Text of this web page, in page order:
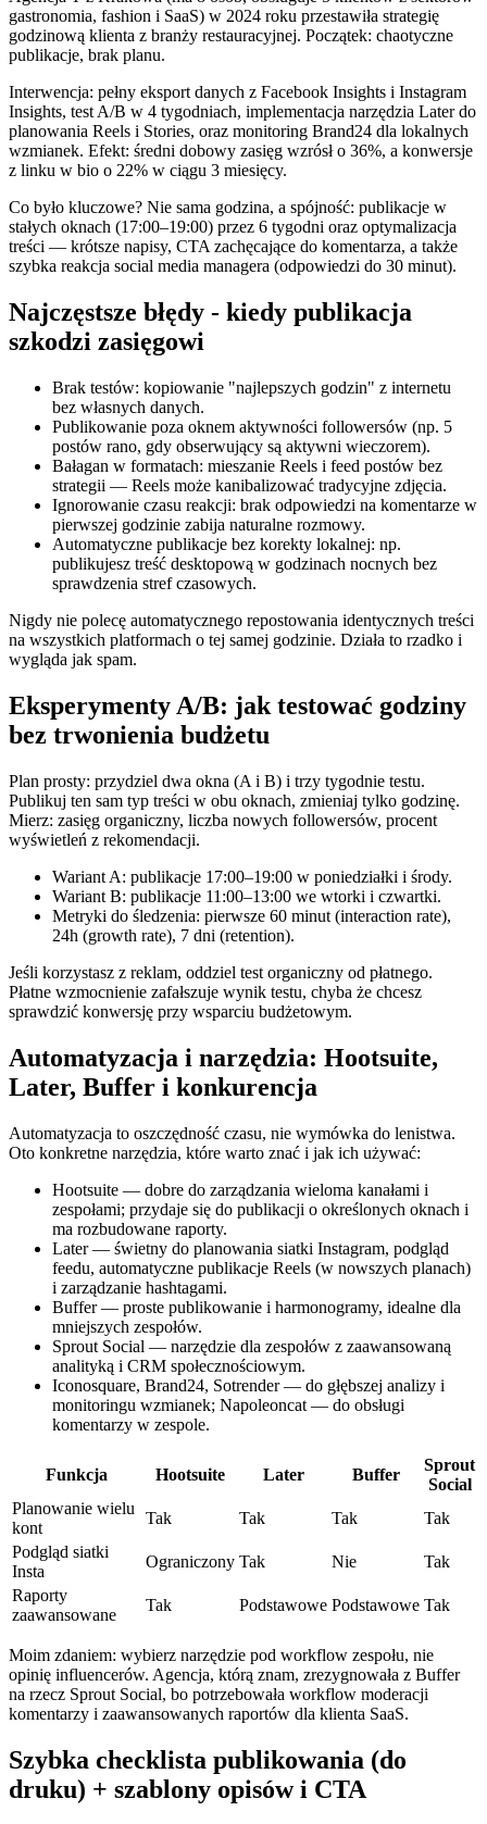
gastronomia, fashion i SaaS) w 2024 roku przestawiła strategię
godzinową klienta z branży restauracyjnej. Początek: chaotyczne
publikacje, brak planu.
Interwencja: pełny eksport danych z Facebook Insights i Instagram
Insights, test A/B w 4 tygodniach, implementacja narzędzia Later do
planowania Reels i Stories, oraz monitoring Brand24 dla lokalnych
wzmianek. Efekt: średni dobowy zasięg wzrósł o 36%, a konwersje
z linku w bio o 22% w ciągu 3 miesięcy.
Co było kluczowe? Nie sama godzina, a spójność: publikacje w
stałych oknach (17:00–19:00) przez 6 tygodni oraz optymalizacja
treści — krótsze napisy, CTA zachęcające do komentarza, a także
szybka reakcja social media managera (odpowiedzi do 30 minut).
Najczęstsze błędy - kiedy publikacja
szkodzi zasięgowi
Brak testów: kopiowanie "najlepszych godzin" z internetu
bez własnych danych.
Publikowanie poza oknem aktywności followersów (np. 5
postów rano, gdy obserwujący są aktywni wieczorem).
Bałagan w formatach: mieszanie Reels i feed postów bez
strategii — Reels może kanibalizować tradycyjne zdjęcia.
Ignorowanie czasu reakcji: brak odpowiedzi na komentarze w
pierwszej godzinie zabija naturalne rozmowy.
Automatyczne publikacje bez korekty lokalnej: np.
publikujesz treść desktopową w godzinach nocnych bez
sprawdzenia stref czasowych.
Nigdy nie polecę automatycznego repostowania identycznych treści
na wszystkich platformach o tej samej godzinie. Działa to rzadko i
wygląda jak spam.
Eksperymenty A/B: jak testować godziny
bez trwonienia budżetu
Plan prosty: przydziel dwa okna (A i B) i trzy tygodnie testu.
Publikuj ten sam typ treści w obu oknach, zmieniaj tylko godzinę.
Mierz: zasięg organiczny, liczba nowych followersów, procent
wyświetleń z rekomendacji.
Wariant A: publikacje 17:00–19:00 w poniedziałki i środy.
Wariant B: publikacje 11:00–13:00 we wtorki i czwartki.
Metryki do śledzenia: pierwsze 60 minut (interaction rate),
24h (growth rate), 7 dni (retention).
Jeśli korzystasz z reklam, oddziel test organiczny od płatnego.
Płatne wzmocnienie zafałszuje wynik testu, chyba że chcesz
sprawdzić konwersję przy wsparciu budżetowym.
Automatyzacja i narzędzia: Hootsuite,
Later, Buffer i konkurencja
Automatyzacja to oszczędność czasu, nie wymówka do lenistwa.
Oto konkretne narzędzia, które warto znać i jak ich używać:
Hootsuite — dobre do zarządzania wieloma kanałami i
zespołami; przydaje się do publikacji o określonych oknach i
ma rozbudowane raporty.
Later — świetny do planowania siatki Instagram, podgląd
feedu, automatyczne publikacje Reels (w nowszych planach)
i zarządzanie hashtagami.
Buffer — proste publikowanie i harmonogramy, idealne dla
mniejszych zespołów.
Sprout Social — narzędzie dla zespołów z zaawansowaną
analityką i CRM społecznościowym.
Iconosquare, Brand24, Sotrender — do głębszej analizy i
monitoringu wzmianek; Napoleoncat — do obsługi
komentarzy w zespole.
Funkcja Hootsuite Later Buffer
Sprout
Social
Planowanie wielu
kont
Tak Tak Tak
Tak
Podgląd siatki
Insta
Ograniczony Tak Nie
Tak
Raporty
zaawansowane
Tak Podstawowe Podstawowe Tak
Moim zdaniem: wybierz narzędzie pod workflow zespołu, nie
opinię influencerów. Agencja, którą znam, zrezygnowała z Buffer
na rzecz Sprout Social, bo potrzebowała workflow moderacji
komentarzy i zaawansowanych raportów dla klienta SaaS.
Szybka checklista publikowania (do
druku) + szablony opisów i CTA